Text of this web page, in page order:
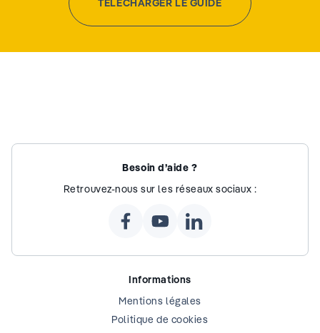
TÉLÉCHARGER LE GUIDE
Besoin d’aide ?
Retrouvez-nous sur les réseaux sociaux :
Informations
Mentions légales
Politique de cookies